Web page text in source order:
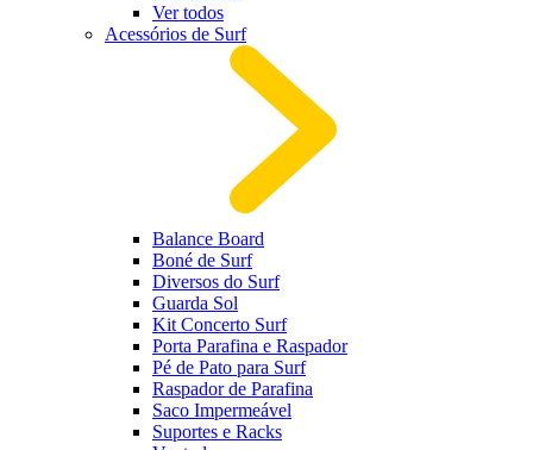
Ver todos
Acessórios de Surf
Balance Board
Boné de Surf
Diversos do Surf
Guarda Sol
Kit Concerto Surf
Porta Parafina e Raspador
Pé de Pato para Surf
Raspador de Parafina
Saco Impermeável
Suportes e Racks